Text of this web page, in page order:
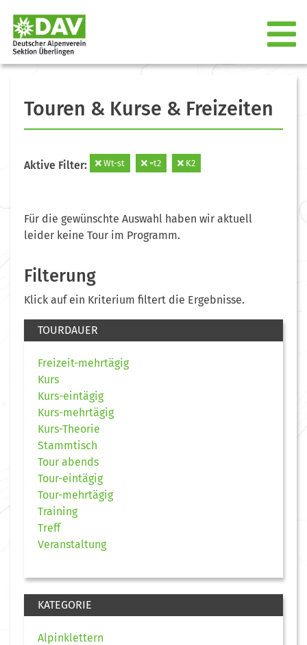
Touren & Kurse & Freizeiten
Aktive Filter: Wt-st =t2 K2
Für die gewünschte Auswahl haben wir aktuell
leider keine Tour im Programm.
Filterung
Klick auf ein Kriterium filtert die Ergebnisse.
TOURDAUER
Freizeit-mehrtägig
Kurs
Kurs-eintägig
Kurs-mehrtägig
Kurs-Theorie
Stammtisch
Tour abends
Tour-eintägig
Tour-mehrtägig
Training
Treff
Veranstaltung
KATEGORIE
Alpinklettern